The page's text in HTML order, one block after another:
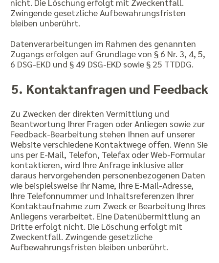
nicht. Die Löschung erfolgt mit Zweckentfall.
Zwingende gesetzliche Aufbewahrungsfristen
bleiben unberührt.
Datenverarbeitungen im Rahmen des genannten
Zugangs erfolgen auf Grundlage von § 6 Nr. 3, 4, 5,
6 DSG-EKD und § 49 DSG-EKD sowie § 25 TTDDG.
5. Kontaktanfragen und Feedback
Zu Zwecken der direkten Vermittlung und
Beantwortung Ihrer Fragen oder Anliegen sowie zur
Feedback-Bearbeitung stehen Ihnen auf unserer
Website verschiedene Kontaktwege offen. Wenn Sie
uns per E-Mail, Telefon, Telefax oder Web-Formular
kontaktieren, wird Ihre Anfrage inklusive aller
daraus hervorgehenden personenbezogenen Daten
wie beispielsweise Ihr Name, Ihre E-Mail-Adresse,
Ihre Telefonnummer und Inhaltsreferenzen Ihrer
Kontaktaufnahme zum Zweck er Bearbeitung Ihres
Anliegens verarbeitet. Eine Datenübermittlung an
Dritte erfolgt nicht. Die Löschung erfolgt mit
Zweckentfall. Zwingende gesetzliche
Aufbewahrungsfristen bleiben unberührt.